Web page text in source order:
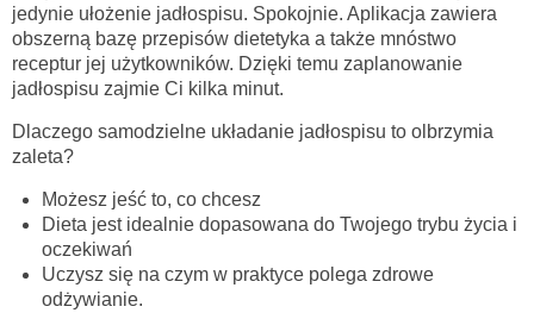
jedynie ułożenie jadłospisu. Spokojnie. Aplikacja zawiera
obszerną bazę przepisów dietetyka a także mnóstwo
receptur jej użytkowników. Dzięki temu zaplanowanie
jadłospisu zajmie Ci kilka minut.
Dlaczego samodzielne układanie jadłospisu to olbrzymia
zaleta?
Możesz jeść to, co chcesz
Dieta jest idealnie dopasowana do Twojego trybu życia i
oczekiwań
Uczysz się na czym w praktyce polega zdrowe
odżywianie.